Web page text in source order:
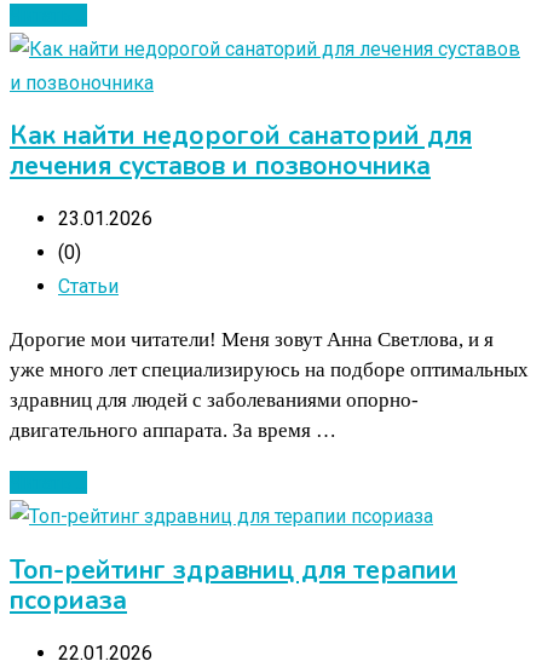
Как найти недорогой санаторий для
лечения суставов и позвоночника
23.01.2026
(0)
Статьи
Дорогие мои читатели! Меня зовут Анна Светлова, и я
уже много лет специализируюсь на подборе оптимальных
здравниц для людей с заболеваниями опорно-
двигательного аппарата. За время …
Топ-рейтинг здравниц для терапии
псориаза
22.01.2026